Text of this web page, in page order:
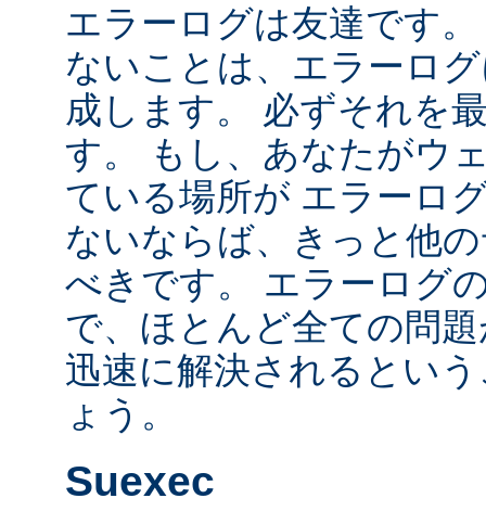
エラーログは友達です
ないことは、エラーロ
成します。 必ずそれを
す。 もし、あなたがウ
ている場所が エラーロ
ないならば、きっと他
べきです。 エラーログ
で、ほとんど全ての問
迅速に解決されるとい
ょう。
Suexec